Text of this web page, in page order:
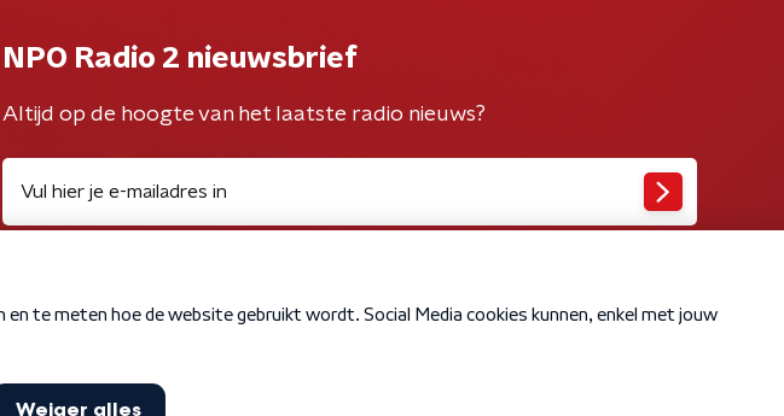
NPO Radio 2 nieuwsbrief
Altijd op de hoogte van het laatste radio nieuws?